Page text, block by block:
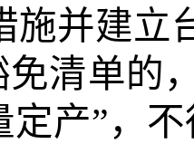
施并建立
免清单的
定产”，